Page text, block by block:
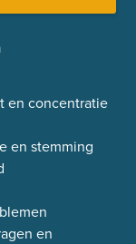
en concentratie
en stemming
en